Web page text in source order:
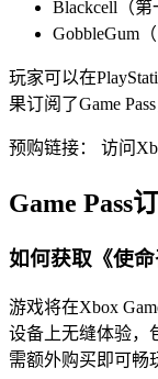
Blackcell（第
GobbleGum
玩家可以在
果订阅了Game
预购链接： 访问
Game Pass
如何获取《使命
游戏将在Xbox
设备上无缝体验，
需额外购买即可畅